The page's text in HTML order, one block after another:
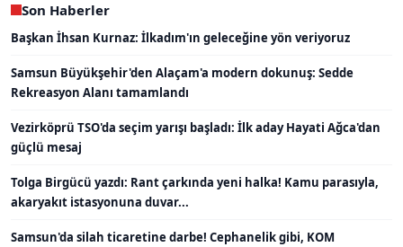
Son Haberler
Başkan İhsan Kurnaz: İlkadım'ın geleceğine yön veriyoruz
Samsun Büyükşehir'den Alaçam'a modern dokunuş: Sedde
Rekreasyon Alanı tamamlandı
Vezirköprü TSO'da seçim yarışı başladı: İlk aday Hayati Ağca'dan
güçlü mesaj
Tolga Birgücü yazdı: Rant çarkında yeni halka! Kamu parasıyla,
akaryakıt istasyonuna duvar...
Samsun'da silah ticaretine darbe! Cephanelik gibi, KOM